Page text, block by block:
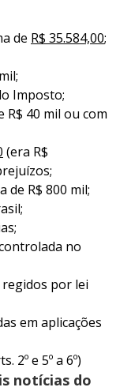
de R$ 35.584,00;
Imposto;
R$ 40 mil ou com
(era R$
de R$ 800 mil;
no
por lei
em aplicações
2º e 5º a 6º)
notícias do